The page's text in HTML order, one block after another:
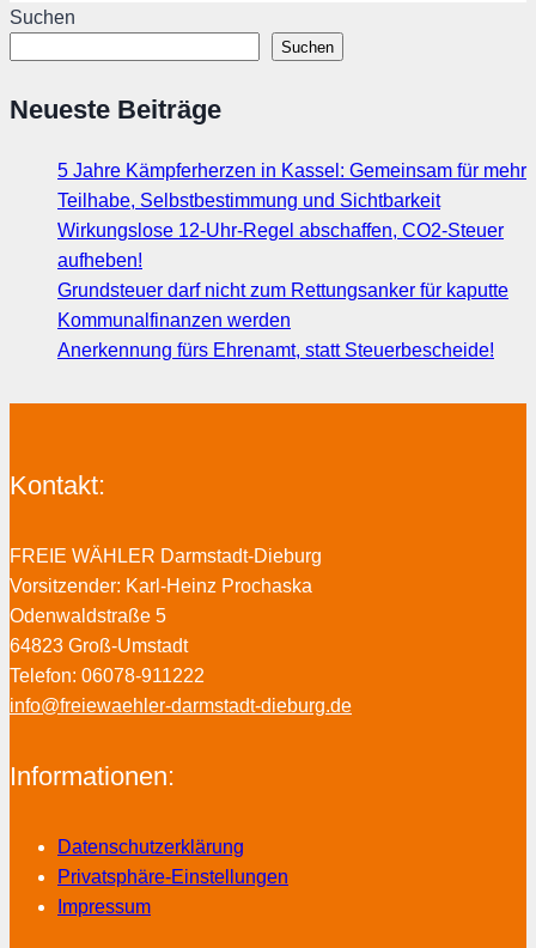
Suchen
Suchen
Neueste Beiträge
5 Jahre Kämpferherzen in Kassel: Gemeinsam für mehr
Teilhabe, Selbstbestimmung und Sichtbarkeit
Wirkungslose 12-Uhr-Regel abschaffen, CO2-Steuer
aufheben!
Grundsteuer darf nicht zum Rettungsanker für kaputte
Kommunalfinanzen werden
Anerkennung fürs Ehrenamt, statt Steuerbescheide!
Kontakt:
FREIE WÄHLER Darmstadt-Dieburg
Vorsitzender: Karl-Heinz Prochaska
Odenwaldstraße 5
64823 Groß-Umstadt
Telefon: 06078-911222
info@freiewaehler-darmstadt-dieburg.de
Informationen:
Datenschutzerklärung
Privatsphäre-Einstellungen
Impressum